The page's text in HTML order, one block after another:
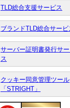
TLD総合支援サービス
ブランドTLD総合サービ
サーバー証明書発行サ
ス
クッキー同意管理ツール
「STRIGHT」